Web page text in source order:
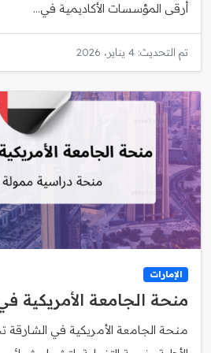
أرقى المؤسسات الأكاديمية في...
تم التحديث: 4 يناير، 2026
الإمارات
منحة الجامعة الأمريكية
منحة الجامعة الأمريكية في